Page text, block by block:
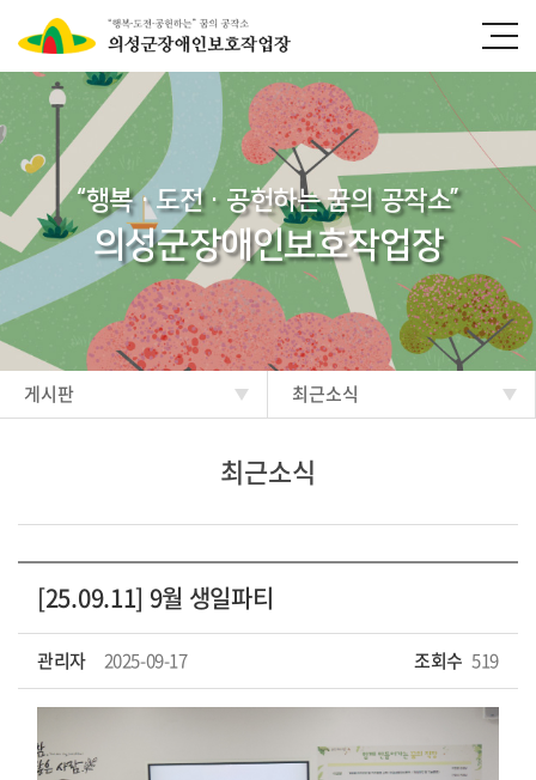
“행복·도전·공헌하는 꿈의 공작소”
의성군장애인보호작업장
게시판 최근소식
최근소식
[25.09.11] 9월 생일파티
관리자 2025-09-17 조회수 519